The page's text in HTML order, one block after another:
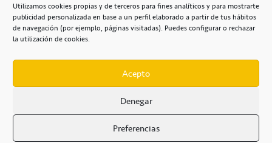
Utilizamos cookies propias y de terceros para fines analíticos y para mostrarte
publicidad personalizada en base a un perfil elaborado a partir de tus hábitos
de navegación (por ejemplo, páginas visitadas). Puedes configurar o rechazar
la utilización de cookies.
Acepto
Denegar
Preferencias
secretaria@cbcanarias.es
+34 922 253 684
Casa del Deporte / 38108 – La Laguna
POLÍTICA DE PRIVACIDAD / POLÍTICA DE COOKIES /
AVISO LEGAL / CONDICIONES